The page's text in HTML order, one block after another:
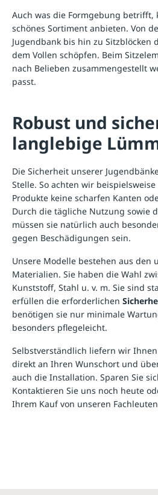
Auch was die Formgebung betrifft,
schönes Sortiment anbieten. Von
Jugendbank bis hin zu Sitzblöcken
dem Vollen schöpfen. Beim
nach Belieben zusammengestellt
passt.
Robust und
langlebige
Die Sicherheit unserer
Stelle. So achten wir
Produkte keine scharfen Kanten
Durch die tägliche Nutzung sowie
müssen sie natürlich auch
gegen Beschädigungen sein.
Unsere Modelle bestehen aus den
Materialien. Sie haben die Wahl
Kunststoff, Stahl u. v. m. Sie sind
erfüllen die erforderlichen
benötigen sie nur minimale
besonders pflegeleicht.
Selbstverständlich liefern wir
direkt an Ihren Wunschort und
auch die Installation. Sparen Sie
Kontaktieren Sie uns noch heute
Ihrem Kauf von unseren